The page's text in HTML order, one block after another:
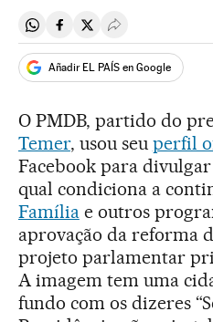
Compartir en Whatsapp
Compartir en Facebook
Compartir en Twitter
Desplegar
Añadir EL PAÍS en Google
O PMDB, partido do
Temer, usou seu perfil
Facebook para
qual condiciona a
Famíliae outros
aprovação da reforma
projeto parlamentar
A imagem tem uma
fundo com os dizeres